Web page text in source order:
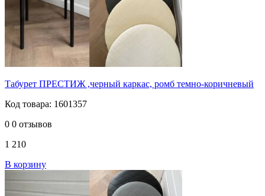
Табурет ПРЕСТИЖ ,черный каркас, ромб темно-коричневый
Код товара: 1601357
0 0 отзывов
1 210
В корзину